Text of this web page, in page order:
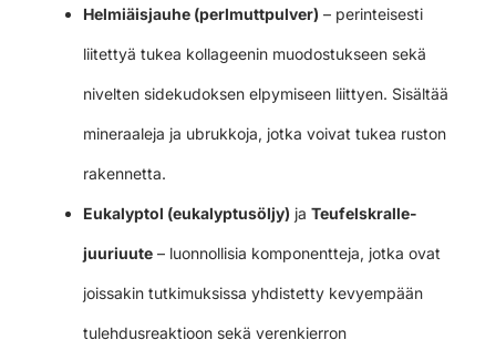
Helmiäisjauhe (perlmuttpulver) – perinteisesti
liitettyä tukea kollageenin muodostukseen sekä
nivelten sidekudoksen elpymiseen liittyen. Sisältää
mineraaleja ja ubrukkoja, jotka voivat tukea ruston
rakennetta.
Eukalyptol (eukalyptusöljy) ja Teufelskralle-
juuriuute – luonnollisia komponentteja, jotka ovat
joissakin tutkimuksissa yhdistetty kevyempään
tulehdusreaktioon sekä verenkierron